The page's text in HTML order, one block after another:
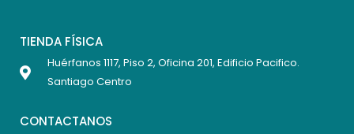
TIENDA FÍSICA
Huérfanos 1117, Piso 2, Oficina 201, Edificio Pacifico.
Santiago Centro
CONTACTANOS